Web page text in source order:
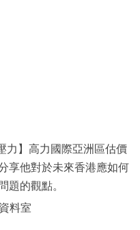
力】高力國際亞洲區估價
享他對於未來香港應如何
題的觀點。
料室